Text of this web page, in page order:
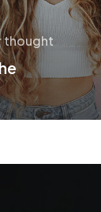
thought